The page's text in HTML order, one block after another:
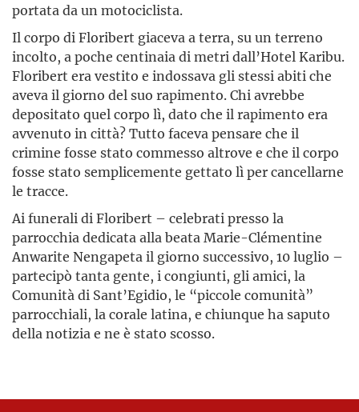
portata da un motociclista.
Il corpo di Floribert giaceva a terra, su un terreno
incolto, a poche centinaia di metri dall’Hotel Karibu.
Floribert era vestito e indossava gli stessi abiti che
aveva il giorno del suo rapimento. Chi avrebbe
depositato quel corpo lì, dato che il rapimento era
avvenuto in città? Tutto faceva pensare che il
crimine fosse stato commesso altrove e che il corpo
fosse stato semplicemente gettato lì per cancellarne
le tracce.
Ai funerali di Floribert – celebrati presso la
parrocchia dedicata alla beata Marie-Clémentine
Anwarite Nengapeta il giorno successivo, 10 luglio –
partecipò tanta gente, i congiunti, gli amici, la
Comunità di Sant’Egidio, le “piccole comunità”
parrocchiali, la corale latina, e chiunque ha saputo
della notizia e ne è stato scosso.